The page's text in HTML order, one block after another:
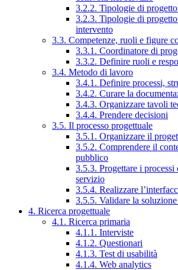
3.2.2. Tipologie di
3.2.3. Tipologie di
intervento
3.3. Competenze, ruoli e figure
3.3.1. Coordinatore di
3.3.2. Definire ruoli e
3.4. Metodo di lavoro
3.4.1. Definire processi,
3.4.2. Curare la
3.4.3. Organizzare tavoli
3.4.4. Prendere decisioni
3.5. Il processo progettuale
3.5.1. Organizzare il
3.5.2. Comprendere il
pubblico
3.5.3. Progettare i processi
servizio
3.5.4. Realizzare
3.5.5. Validare la soluzione
4. Ricerca progettuale
4.1. Ricerca primaria
4.1.1. Interviste
4.1.2. Questionari
4.1.3. Test di usabilità
4.1.4. Web analytics